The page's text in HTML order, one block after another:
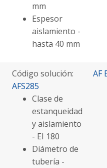
mm
Espesor
aislamiento -
hasta 40 mm
Código solución:
AFS285
Clase de
estanqueidad
y aislamiento
- EI 180
Diámetro de
tubería -
AF